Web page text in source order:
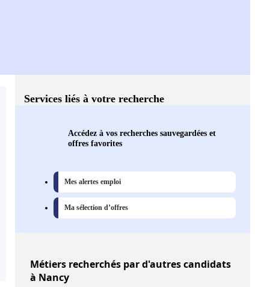
Services liés à votre recherche
Accédez à vos recherches sauvegardées et
offres favorites
Mes alertes emploi
Ma sélection d’offres
Métiers recherchés par d'autres candidats
à Nancy